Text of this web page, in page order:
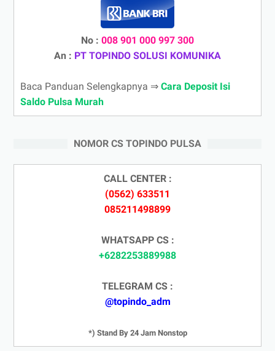
No : 008 901 000 997 300
An : PT TOPINDO SOLUSI KOMUNIKA
Baca Panduan Selengkapnya ⇒ Cara Deposit Isi
Saldo Pulsa Murah
NOMOR CS TOPINDO PULSA
CALL CENTER :
(0562) 633511
085211498899
WHATSAPP CS :
+6282253889988
TELEGRAM CS :
@topindo_adm
*) Stand By 24 Jam Nonstop